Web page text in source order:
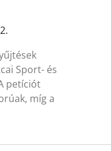
Sport- és
petíciót
míg a